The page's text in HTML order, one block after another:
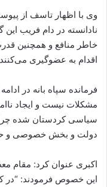
وی با اظهار تاسف از
نادانسته در دام فریب این
خاطر منافع و همچنین
اقدام به عضوگیری
فرمانده سپاه بانه در
مشکلات نیست و ایجاد
سیاسی کردستان شده
دولت و بخش خصوصی و
این خصوص فرمودند: “در